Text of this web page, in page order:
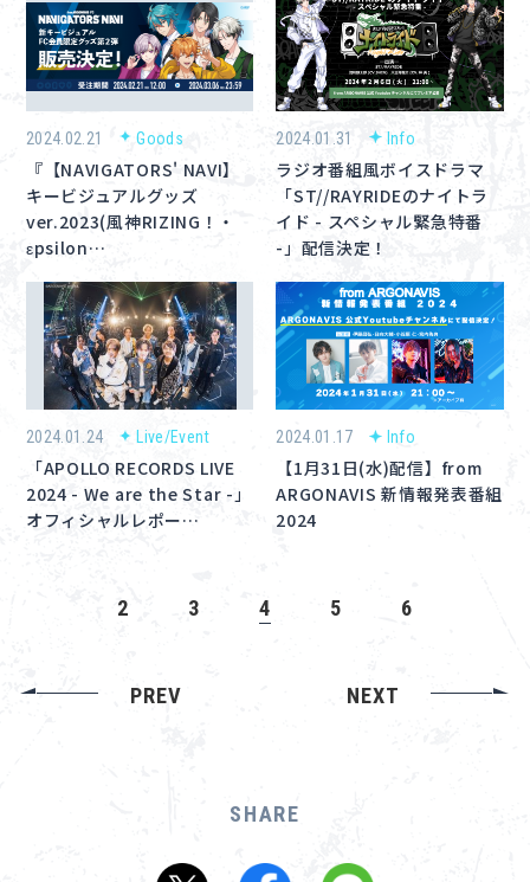
2024.02.21 Goods
『【NAVIGATORS' NAVI】
キービジュアルグッズ
ver.2023(風神RIZING！・
εpsilon…
2024.01.31 Info
ラジオ番組風ボイスドラマ
「ST//RAYRIDEのナイトラ
イド - スペシャル緊急特番
-」配信決定！
2024.01.24 Live/Event
「APOLLO RECORDS LIVE
2024 - We are the Star -」
オフィシャルレポー…
2024.01.17 Info
【1月31日(水)配信】from
ARGONAVIS 新情報発表番組
2024
PREV
2 3 4 5 6
NEXT
SHARE